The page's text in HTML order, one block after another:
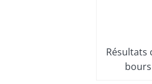
Résultats